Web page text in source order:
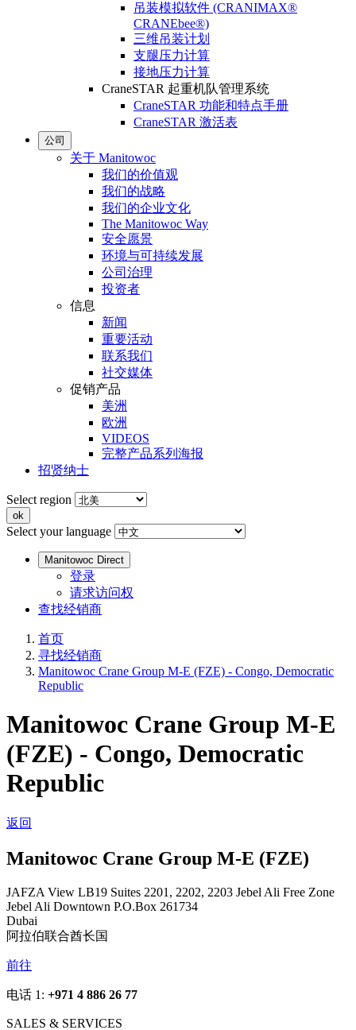
吊装模拟软件 (CRANIMAX®
CRANEbee®)
三维吊装计划
支腿压力计算
接地压力计算
CraneSTAR 起重机队管理系统
CraneSTAR 功能和特点手册
CraneSTAR 激活表
公司
关于 Manitowoc
我们的价值观
我们的战略
我们的企业文化
The Manitowoc Way
安全愿景
环境与可持续发展
公司治理
投资者
信息
新闻
重要活动
联系我们
社交媒体
促销产品
美洲
欧洲
VIDEOS
完整产品系列海报
招贤纳士
Select region
Select your language
Manitowoc Direct
登录
请求访问权
查找经销商
首页
寻找经销商
Manitowoc Crane Group M-E (FZE) - Congo, Democratic
Republic
Manitowoc Crane Group M-E
(FZE) - Congo, Democratic
Republic
返回
Manitowoc Crane Group M-E (FZE)
JAFZA View LB19 Suites 2201, 2202, 2203 Jebel Ali Free Zone
Jebel Ali Downtown P.O.Box 261734
Dubai
阿拉伯联合酋长国
前往
电话 1: +971 4 886 26 77
SALES & SERVICES